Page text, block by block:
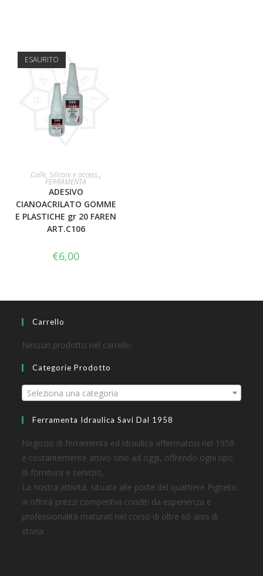
ESAURITO
LEGGI TUTTO
Colle, Siliconi e access.,
FERRAMENTA
ADESIVO
CIANOACRILATO GOMME
E PLASTICHE gr 20 FAREN
ART.C106
€6,00
Carrello
Nessun prodotto nel carrello.
Categorie Prodotto
Seleziona una categoria
Ferramenta Idraulica Savi Dal 1958
Negozio di ferramenta ed idraulica affermatosi nel 1958
e costantemente attivo sino ad oggi, offrendo ogni tipo
di fornitura e servizio,
La nostra attività, situata alle porte del quartiere Pigneto,
vi offrirà prezzi competitivi conditi da esperienza e
professionalità maturati nel corso di oltre 60 anni di
storia.